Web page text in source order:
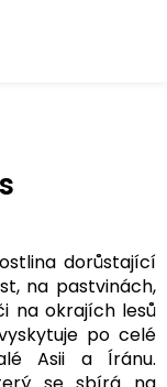
dorůstající
na pastvinách,
na okrajích lesů
po celé
Asii a Íránu.